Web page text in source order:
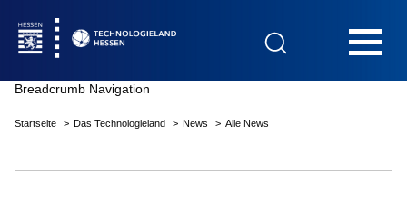
Breadcrumb Navigation
Startseite Das Technologieland News Alle News